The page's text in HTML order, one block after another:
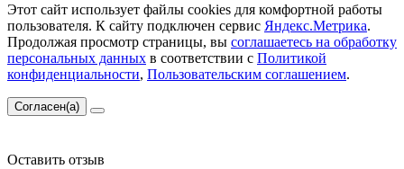
Этот сайт использует файлы cookies для комфортной работы
пользователя. К сайту подключен сервис Яндекс.Метрика.
Продолжая просмотр страницы, вы соглашаетесь на обработку
персональных данных в соответствии с Политикой
конфиденциальности, Пользовательским соглашением.
Согласен(а)
Оставить отзыв